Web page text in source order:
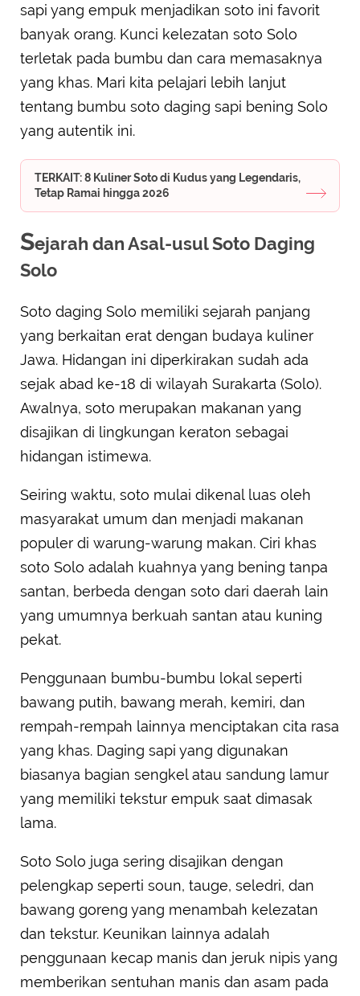
sapi yang empuk menjadikan soto ini favorit
banyak orang. Kunci kelezatan soto Solo
terletak pada bumbu dan cara memasaknya
yang khas. Mari kita pelajari lebih lanjut
tentang bumbu soto daging sapi bening Solo
yang autentik ini.
TERKAIT: 8 Kuliner Soto di Kudus yang Legendaris,
Tetap Ramai hingga 2026
Sejarah dan Asal-usul Soto Daging
Solo
Soto daging Solo memiliki sejarah panjang
yang berkaitan erat dengan budaya kuliner
Jawa. Hidangan ini diperkirakan sudah ada
sejak abad ke-18 di wilayah Surakarta (Solo).
Awalnya, soto merupakan makanan yang
disajikan di lingkungan keraton sebagai
hidangan istimewa.
Seiring waktu, soto mulai dikenal luas oleh
masyarakat umum dan menjadi makanan
populer di warung-warung makan. Ciri khas
soto Solo adalah kuahnya yang bening tanpa
santan, berbeda dengan soto dari daerah lain
yang umumnya berkuah santan atau kuning
pekat.
Penggunaan bumbu-bumbu lokal seperti
bawang putih, bawang merah, kemiri, dan
rempah-rempah lainnya menciptakan cita rasa
yang khas. Daging sapi yang digunakan
biasanya bagian sengkel atau sandung lamur
yang memiliki tekstur empuk saat dimasak
lama.
Soto Solo juga sering disajikan dengan
pelengkap seperti soun, tauge, seledri, dan
bawang goreng yang menambah kelezatan
dan tekstur. Keunikan lainnya adalah
penggunaan kecap manis dan jeruk nipis yang
memberikan sentuhan manis dan asam pada